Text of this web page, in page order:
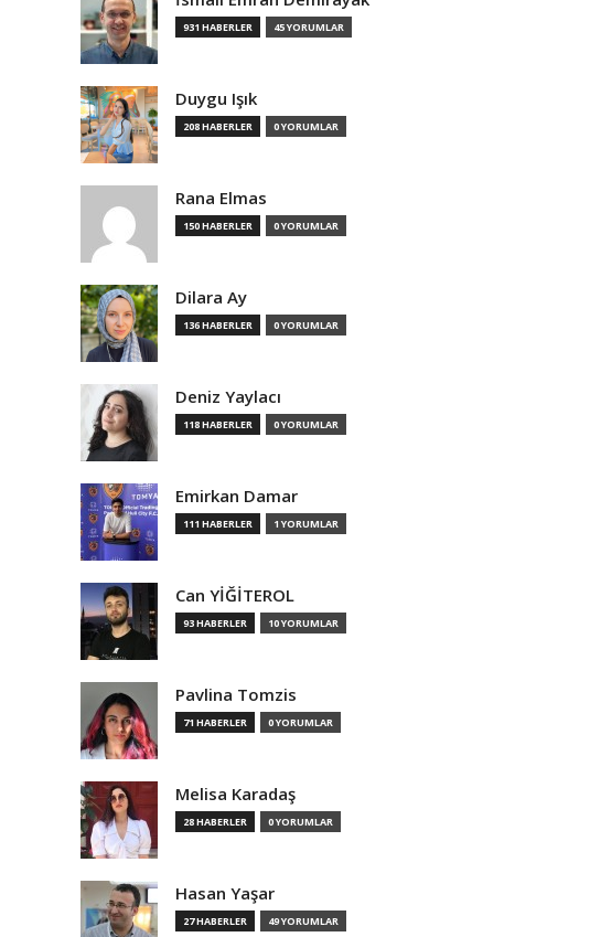
931 HABERLER 45 YORUMLAR
Duygu Işık
208 HABERLER 0 YORUMLAR
Rana Elmas
150 HABERLER 0 YORUMLAR
Dilara Ay
136 HABERLER 0 YORUMLAR
Deniz Yaylacı
118 HABERLER 0 YORUMLAR
Emirkan Damar
111 HABERLER 1 YORUMLAR
Can YİĞİTEROL
93 HABERLER 10 YORUMLAR
Pavlina Tomzis
71 HABERLER 0 YORUMLAR
Melisa Karadaş
28 HABERLER 0 YORUMLAR
Hasan Yaşar
27 HABERLER 49 YORUMLAR